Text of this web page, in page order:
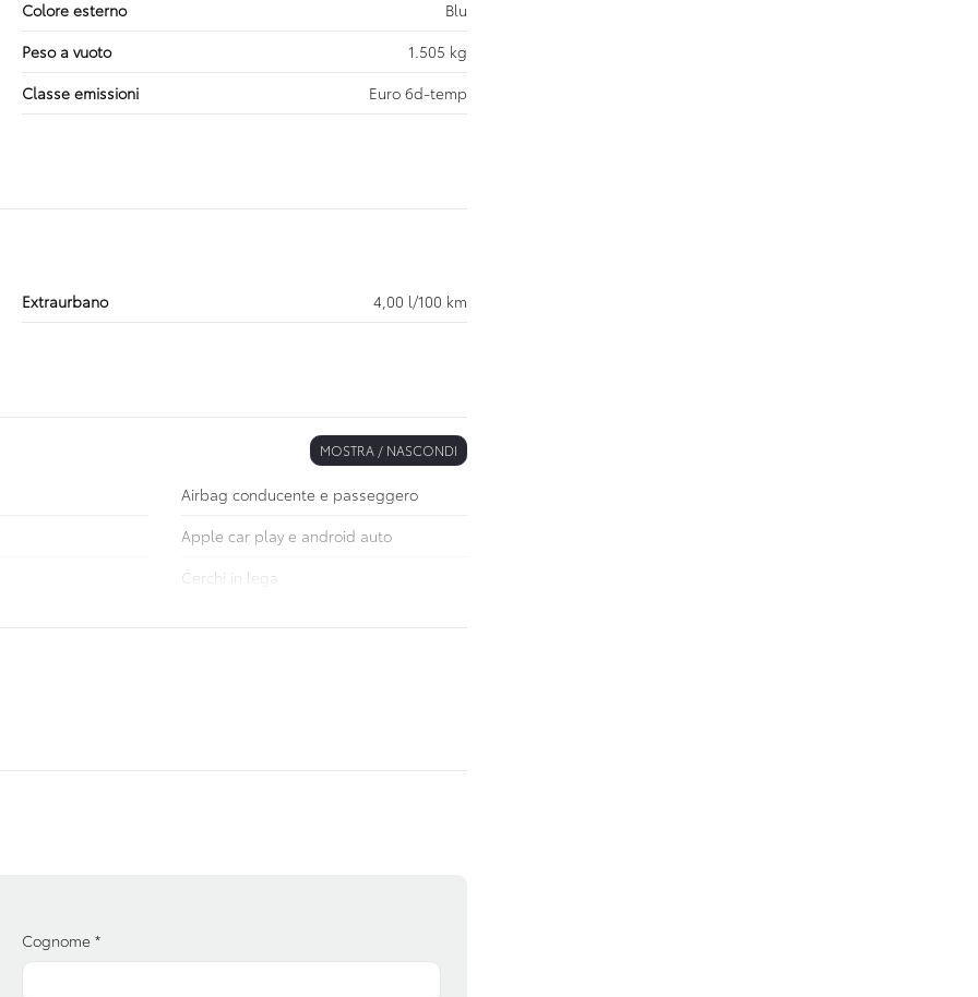
Colore esterno
Blu
Peso a vuoto
1.505 kg
Classe emissioni
Euro 6d-temp
Extraurbano
4,00 l/100 km
MOSTRA / NASCONDI
Airbag conducente e passeggero
Apple car play e android auto
Cerchi in lega
elettrici e
Cognome *